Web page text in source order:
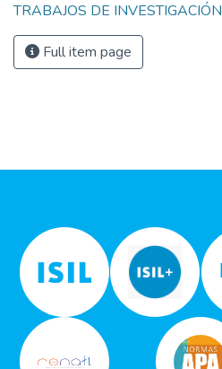
TRABAJOS DE INVESTIGACIÓN
Full item page